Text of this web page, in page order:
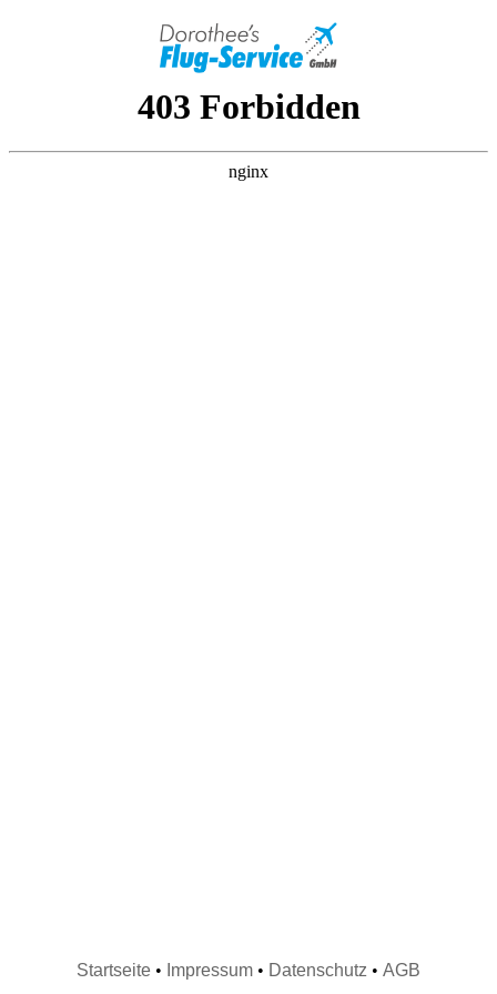
Startseite • Impressum • Datenschutz • AGB